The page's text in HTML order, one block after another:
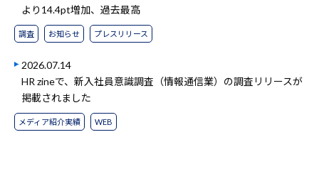
より14.4pt増加、過去最高
調査 お知らせ プレスリリース
2026.07.14
HR zineで、新入社員意識調査（情報通信業）の調査リリースが
掲載されました
メディア紹介実績 WEB